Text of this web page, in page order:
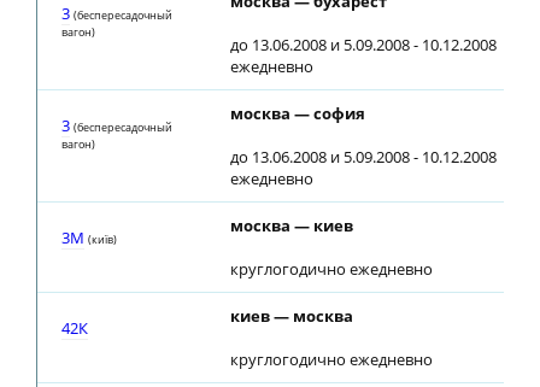
3 (беспересадочный
вагон)
до 13.06.2008 и 5.09.2008 - 10.12.2008
ежедневно
3 (беспересадочный
вагон)
москва — софия
до 13.06.2008 и 5.09.2008 - 10.12.2008
ежедневно
3М (київ)
москва — киев
круглогодично ежедневно
42К
киев — москва
круглогодично ежедневно